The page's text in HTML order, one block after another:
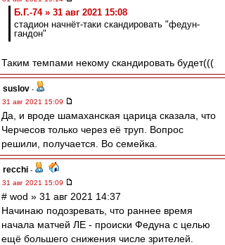
Б.Г.-74 » 31 авг 2021 15:08
стадион начнёт-таки скандировать "федун-
гандон"
Таким темпами некому скандировать будет(((
suslov -
31 авг 2021 15:09
Да, и вроде шамаханская царица сказала, что
Черчесов только через её труп. Вопрос
решили, получается. Во семейка.
recchi -
31 авг 2021 15:09
# wod » 31 авг 2021 14:37
Начинаю подозревать, что раннее время
начала матчей ЛЕ - происки Федуна с целью
ещё большего снижения числе зрителей.